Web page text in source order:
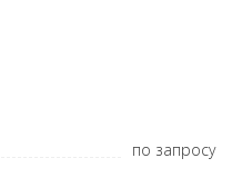
по запросу